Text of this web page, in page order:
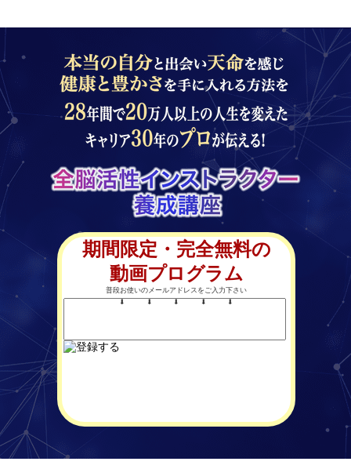
期間限定・完全無料の
動画プログラム
普段お使いのメールアドレスをご入力下さい
⬇︎
⬇︎ ⬇︎ ⬇︎ ⬇︎